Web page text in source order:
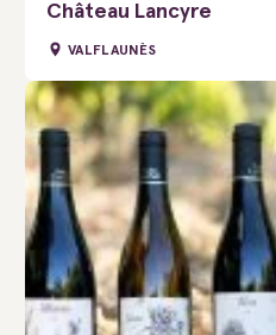
Château Lancyre
VALFLAUNÈS